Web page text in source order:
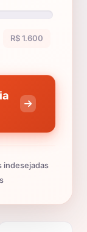
R$ 1.600
indesejadas